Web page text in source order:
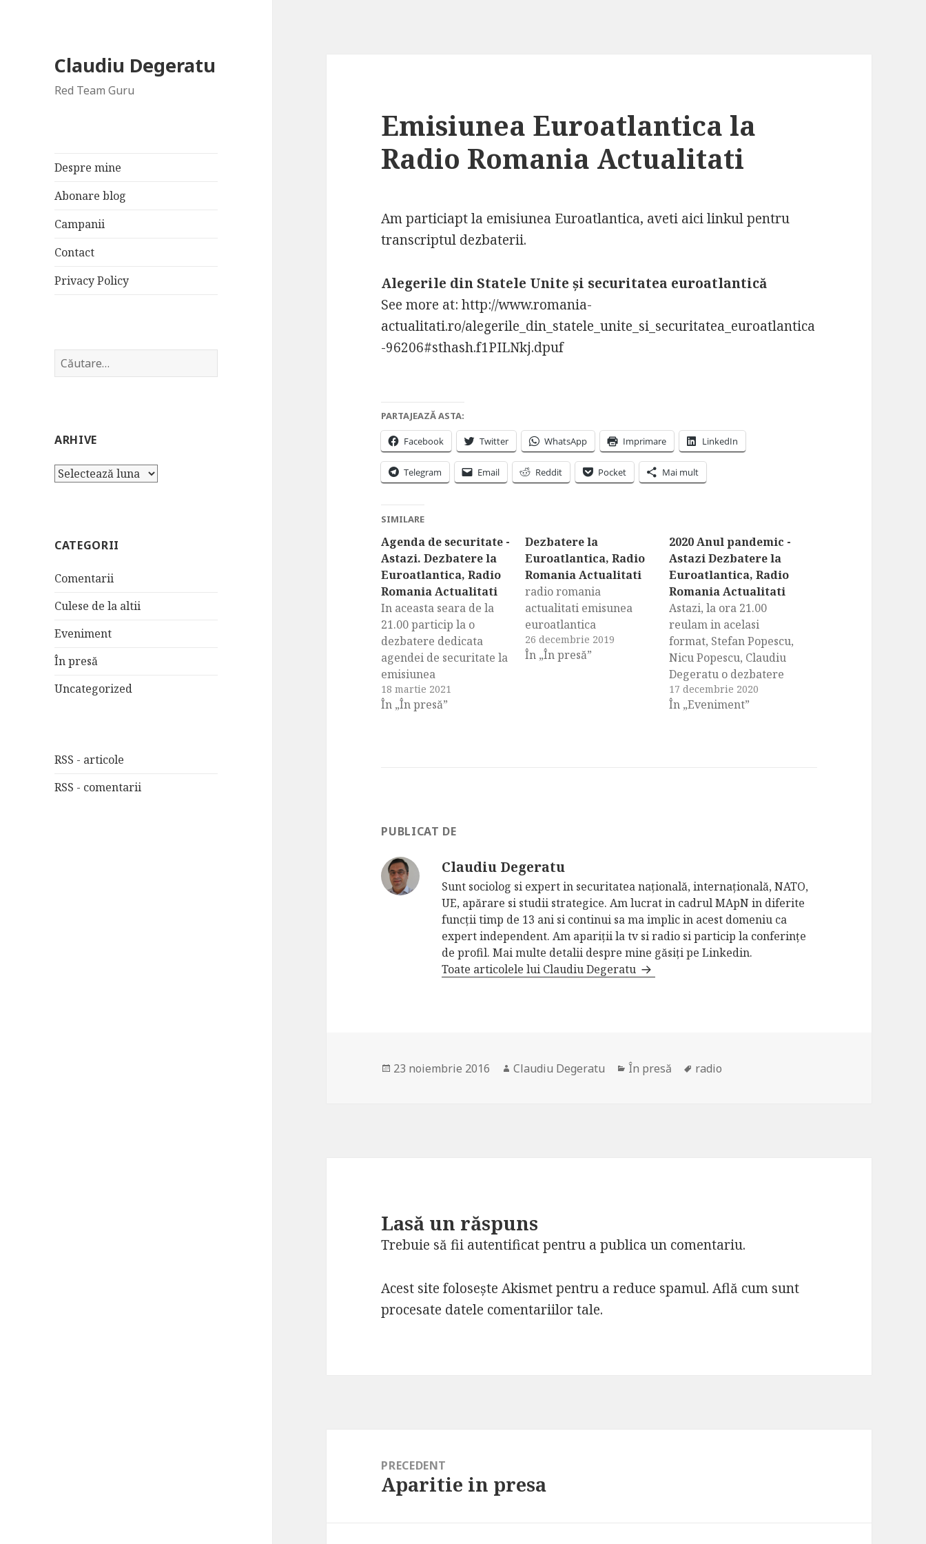
Claudiu Degeratu
Red Team Guru
Despre mine
Abonare blog
Campanii
Contact
Privacy Policy
Caută
după:
ARHIVE
Arhive
CATEGORII
Comentarii
Culese de la altii
Eveniment
În presă
Uncategorized
RSS - articole
RSS - comentarii
Emisiunea Euroatlantica la
Radio Romania Actualitati
Am particiapt la emisiunea Euroatlantica, aveti aici linkul pentru
transcriptul dezbaterii.
Alegerile din Statele Unite şi securitatea euroatlantică
See more at: http://www.romania-
actualitati.ro/alegerile_din_statele_unite_si_securitatea_euroatlantica
-96206#sthash.f1PILNkj.dpuf
PARTAJEAZĂ ASTA:
Facebook Twitter WhatsApp Imprimare LinkedIn
Telegram Email Reddit Pocket Mai mult
SIMILARE
Agenda de securitate -
Astazi. Dezbatere la
Euroatlantica, Radio
Romania Actualitati
In aceasta seara de la
21.00 particip la o
dezbatere dedicata
agendei de securitate la
emisiunea
Euroatlantica, la Radio
Romania Actualitati.
18 martie 2021
În „În presă”
Dezbatere la
Euroatlantica, Radio
Romania Actualitati
radio romania
actualitati emisunea
euroatlantica
26 decembrie 2019
În „În presă”
2020 Anul pandemic -
Astazi Dezbatere la
Euroatlantica, Radio
Romania Actualitati
Astazi, la ora 21.00
reulam in acelasi
format, Stefan Popescu,
Nicu Popescu, Claudiu
Degeratu o dezbatere
despre anul 2020 - anul
pandemic. Putem
17 decembrie 2020
În „Eveniment”
PUBLICAT DE
Claudiu Degeratu
Sunt sociolog si expert in securitatea națională, internațională, NATO,
UE, apărare si studii strategice. Am lucrat in cadrul MApN in diferite
funcții timp de 13 ani si continui sa ma implic in acest domeniu ca
expert independent. Am apariții la tv si radio si particip la conferințe
de profil. Mai multe detalii despre mine găsiți pe Linkedin.
Toate articolele lui Claudiu Degeratu
Publicat
23 noiembrie 2016 Autor
Claudiu Degeratu Categorii
În presă Etichete
radio
Lasă un răspuns
Trebuie să fii autentificatpentru a publica un comentariu.
Acest site folosește Akismet pentru a reduce spamul.Află cum sunt
procesate datele comentariilor tale.
PRECEDENT
Articolul
Aparitie in presa